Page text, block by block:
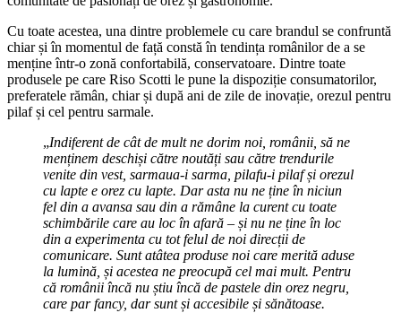
Cu toate acestea, una dintre problemele cu care brandul se confruntă
chiar și în momentul de față constă în tendința românilor de a se
menține într-o zonă confortabilă, conservatoare. Dintre toate
produsele pe care Riso Scotti le pune la dispoziție consumatorilor,
preferatele rămân, chiar și după ani de zile de inovație, orezul pentru
pilaf și cel pentru sarmale.
„Indiferent de cât de mult ne dorim noi, românii, să ne
menținem deschiși către noutăți sau către trendurile
venite din vest, sarmaua-i sarma, pilafu-i pilaf și orezul
cu lapte e orez cu lapte. Dar asta nu ne ține în niciun
fel din a avansa sau din a rămâne la curent cu toate
schimbările care au loc în afară – și nu ne ține în loc
din a experimenta cu tot felul de noi direcții de
comunicare. Sunt atâtea produse noi care merită aduse
la lumină, și acestea ne preocupă cel mai mult. Pentru
că românii încă nu știu încă de pastele din orez negru,
care par fancy, dar sunt și accesibile și sănătoase.